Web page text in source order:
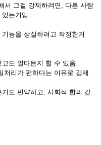
서 그걸 강제하려면, 다른 사람
는거임.
능을 상실하려고 작정한거
도 얼마든지 할 수 있음.
처리가 편하다는 이유로 강제
도 빈약하고, 사회적 합의 같